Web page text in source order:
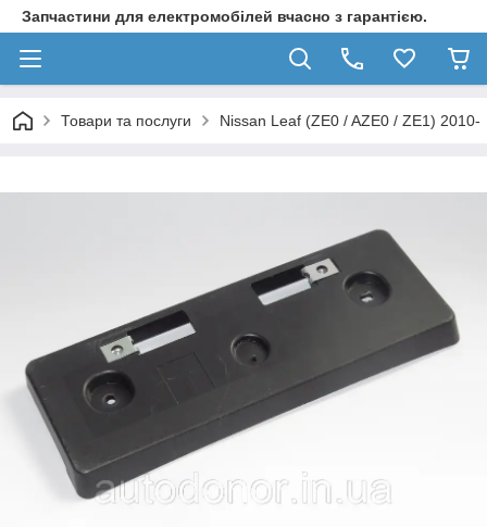
Запчастини для електромобілей вчасно з гарантією.
Товари та послуги Nissan Leaf (ZE0 / AZE0 / ZE1) 2010-